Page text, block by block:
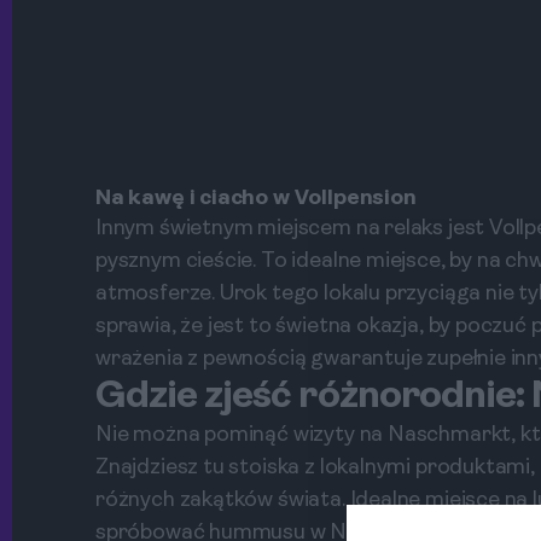
Na kawę i ciacho w Vollpension
Innym świetnym miejscem na relaks jest
pysznym cieście. To idealne miejsce, by na
atmosferze. Urok tego lokalu przyciąga nie
sprawia, że jest to świetna okazja, by poczuć
wrażenia z pewnością gwarantuje zupełnie
Gdzie zjeść
Nie można pominąć wizyty na Naschmarkt,
Znajdziesz tu stoiska z lokalnymi
różnych zakątków świata. Idealne miejsce
spróbować hummusu w Neni lub zjeść